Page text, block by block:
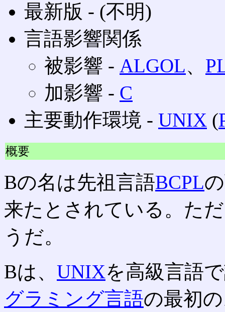
最新版 ‐ (不明)
言語影響関係
被影響 ‐ ALGOL、
加影響 ‐ C
主要動作環境 ‐ UNIX (
概要
Bの名は先祖言語BCPL
来たとされている。た
うだ。
Bは、 UNIXを高級言語
グラミング言語の最初